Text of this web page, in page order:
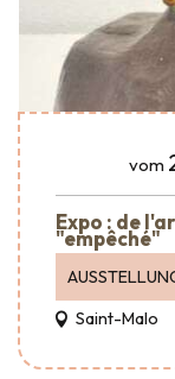
vom
Expo : de
"empêché"
Saint-Malo